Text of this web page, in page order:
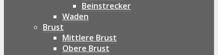
Beinstrecker
Waden
Brust
Mittlere Brust
Obere Brust